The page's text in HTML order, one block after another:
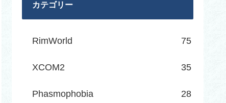
カテゴリー
RimWorld 75
XCOM2 35
Phasmophobia 28